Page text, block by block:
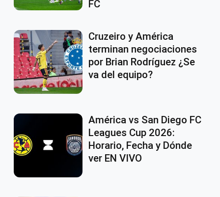
FC
Cruzeiro y América
terminan negociaciones
por Brian Rodríguez ¿Se
va del equipo?
América vs San Diego FC
Leagues Cup 2026:
Horario, Fecha y Dónde
ver EN VIVO